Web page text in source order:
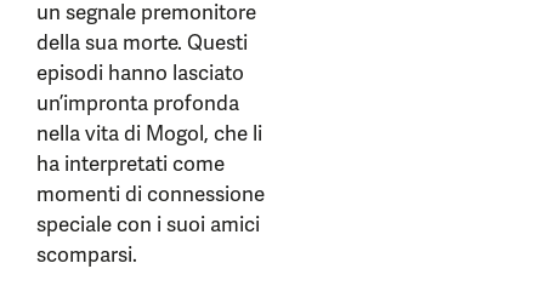
un segnale premonitore
della sua morte. Questi
episodi hanno lasciato
un’impronta profonda
nella vita di Mogol, che li
ha interpretati come
momenti di connessione
speciale con i suoi amici
scomparsi.